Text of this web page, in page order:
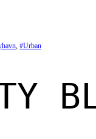
, Urban